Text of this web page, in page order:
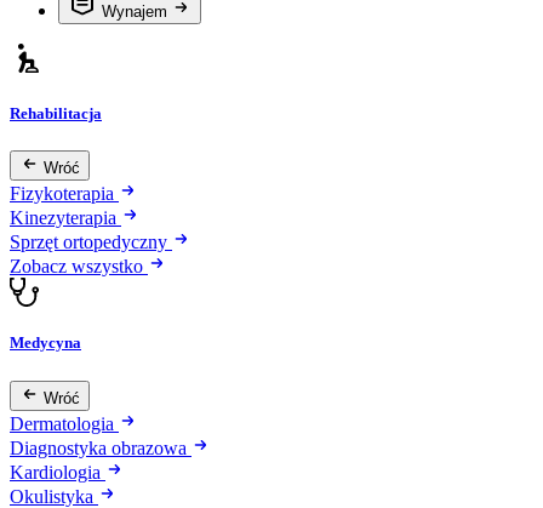
Wynajem
Rehabilitacja
Wróć
Fizykoterapia
Kinezyterapia
Sprzęt ortopedyczny
Zobacz wszystko
Medycyna
Wróć
Dermatologia
Diagnostyka obrazowa
Kardiologia
Okulistyka